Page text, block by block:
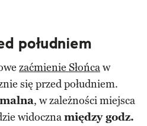
południem
zaćmienie Słońcaw
się przed południem.
, w zależności miejsca
widocznamiędzy godz.